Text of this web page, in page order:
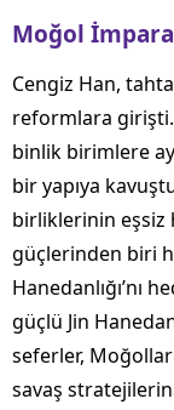
Moğol
Cengiz Han,
reformlara
binlik birimlere
bir yapıya
birliklerinin eşsiz
güçlerinden biri
Hanedanlığı’nı
güçlü Jin
seferler,
savaş